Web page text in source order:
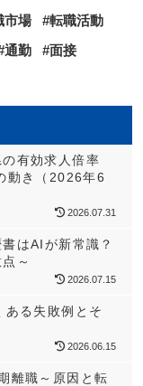
市場
転職活動
通勤 面接
の有効求人倍率
動き（2026年6
2026.07.31
はAIが新常識？
～
2026.07.15
ある失敗例とそ
2026.06.15
離職～原因と転